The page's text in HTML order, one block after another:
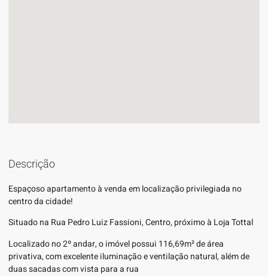
Descrição
Espaçoso apartamento à venda em localização privilegiada no
centro da cidade!
Situado na Rua Pedro Luiz Fassioni, Centro, próximo à Loja Tottal
Localizado no 2º andar, o imóvel possui 116,69m² de área
privativa, com excelente iluminação e ventilação natural, além de
duas sacadas com vista para a rua